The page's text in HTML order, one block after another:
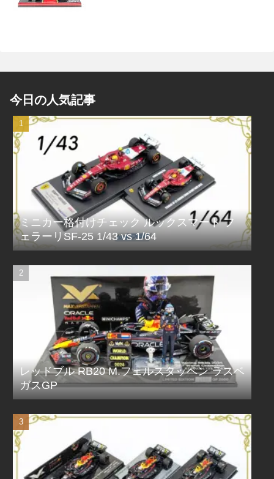
今日の人気記事
ミニカー格付けチェック ルックスマート フ
ェラーリSF-25 1/43 vs 1/64
レッドブル RB20 M.フェルスタッペン ラスベ
ガスGP